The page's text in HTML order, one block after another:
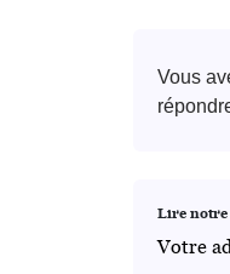
Vous
Lire notre
Votre